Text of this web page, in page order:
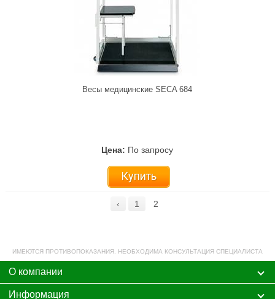
Весы медицинские SECA 684
Цена: По запросу
Купить
‹ 1 2
ИМЕЮТСЯ ПРОТИВОПОКАЗАНИЯ. НЕОБХОДИМА КОНСУЛЬТАЦИЯ СПЕЦИАЛИСТА
О компании
Информация